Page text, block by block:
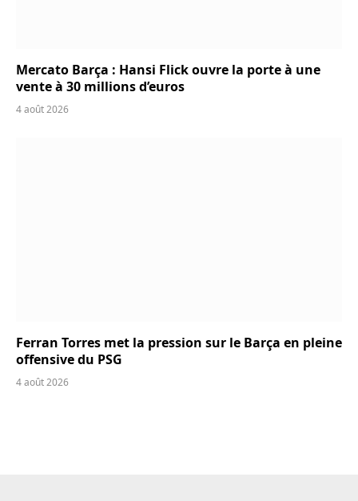
Mercato Barça : Hansi Flick ouvre la porte à une
vente à 30 millions d’euros
4 août 2026
Ferran Torres met la pression sur le Barça en pleine
offensive du PSG
4 août 2026